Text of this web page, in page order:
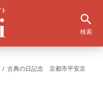
検索
古典の日記念 京都市平安京